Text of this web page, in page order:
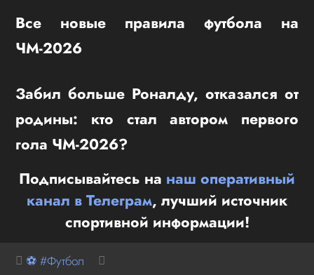
Все новые правила футбола на
ЧМ-2026
Забил больше Роналду, отказался от
родины: кто стал автором первого
гола ЧМ-2026?
Подписывайтесь на наш оперативный
канал в Телеграм, лучший источник
спортивной информации!
⚽ #Футбол